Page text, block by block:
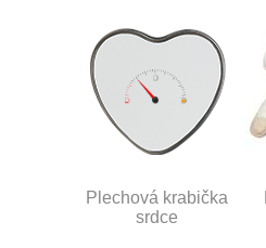
Plechová krabička
srdce